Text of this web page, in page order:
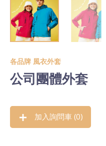
各品牌 風衣外套
公司團體外套
加入詢問車 (0)